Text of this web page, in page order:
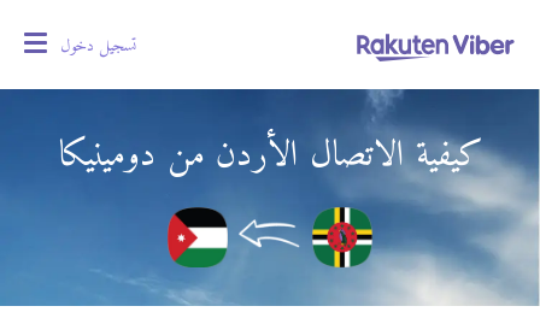
تسجيل دخول
كيفية الاتصال الأردن من دومينيكا